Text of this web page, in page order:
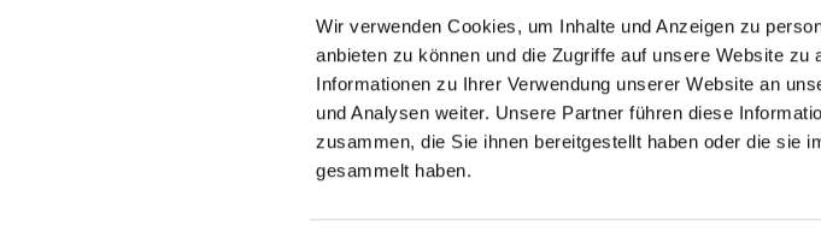
Wir verwenden Cookies, um Inhalte und Anzeigen zu
anbieten zu können und die Zugriffe auf unsere Website zu
Informationen zu Ihrer Verwendung unserer Website an
und Analysen weiter. Unsere Partner führen diese
zusammen, die Sie ihnen bereitgestellt haben oder die sie
gesammelt haben.
Evangelische Kirchengemeinde Tegel-Borsigwalde · Alt-Tegel
Kontaktinformationen